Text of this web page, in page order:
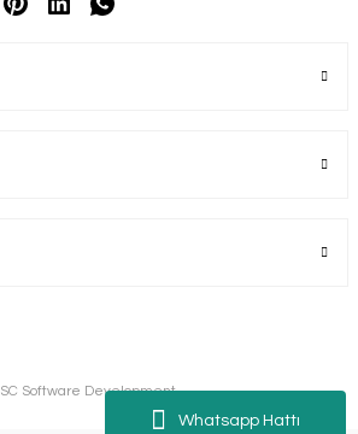
Whatsapp Hattı
SC Software Development